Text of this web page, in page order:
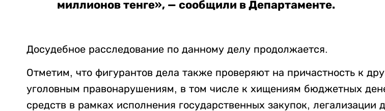
миллионов тенге», — сообщили в Департаменте.
Досудебное расследование по данному делу продолжается.
Отметим, что фигурантов дела также проверяют на причастность к
уголовным правонарушениям, в том числе к хищениям бюджетных
средств в рамках исполнения государственных закупок, легализации